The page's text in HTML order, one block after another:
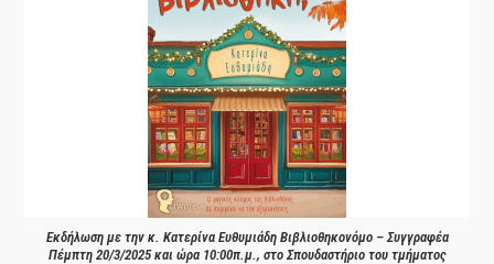
Εκδήλωση με την κ. Κατερίνα Ευθυμιάδη Βιβλιοθηκονόμο – Συγγραφέα
Πέμπτη 20/3/2025 και ώρα 10:00π.μ., στο Σπουδαστήριο του τμήματος